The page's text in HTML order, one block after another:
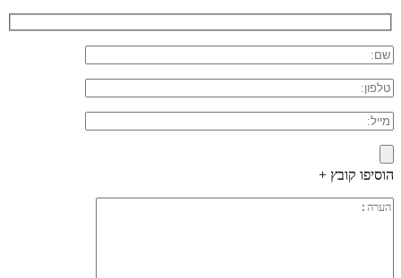
הוסיפו קובץ +